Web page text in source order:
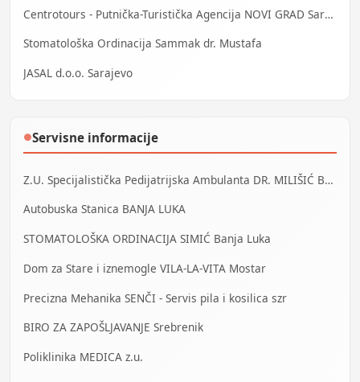
Centrotours - Putnička-Turistička Agencija NOVI GRAD Sarajevo
Stomatološka Ordinacija Sammak dr. Mustafa
JASAL d.o.o. Sarajevo
●Servisne informacije
Z.U. Specijalistička Pedijatrijska Ambulanta DR. MILIŠIĆ Banja Luka
Autobuska Stanica BANJA LUKA
STOMATOLOŠKA ORDINACIJA SIMIĆ Banja Luka
Dom za Stare i iznemogle VILA-LA-VITA Mostar
Precizna Mehanika SENČI - Servis pila i kosilica szr
BIRO ZA ZAPOŠLJAVANJE Srebrenik
Poliklinika MEDICA z.u.